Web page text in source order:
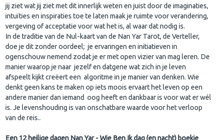
jij ziet wat jij ziet met dit innerlijk weten en juist door de imaginaties,
intuïties en inspiraties toe te laten maak je ruimte voor verandering,
vergeving of acceptatie voor wat het is, al waar dat nodig is.
In de traditie van de Nul-kaart van de Nan Yar Tarot, de Verteller,
doe je dit zonder oordeel; je ervaringen en initiatieven in
ogenschouw nemend zodat je er met open vizier van mag leren. De
manier waarop je naar jezelf en datgene wat zich in je leven
afspeelt kijkt creëert een algoritme in je manier van denken. Wie
denkt geen kans te maken op iets moois ervaart het leven op een
andere manier dan iemand oog heeft en dankbaar is voor wat er wél
is. Je levenshouding is van onschatbare waarde voor het verloop
van de reis..
Een 12 heilige dagen Nan Yar - Wie Ben Ik dag (en nacht) boekje